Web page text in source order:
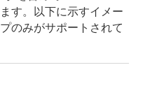
す。以下に示すイメー
のみがサポートされて